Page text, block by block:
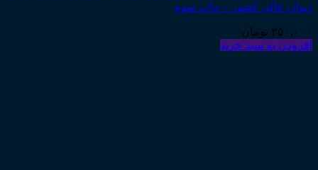
دیوان عالی کشور – چاپ سوم
۳۵۰,۰۰۰ تومان
افزودن به سبد خرید